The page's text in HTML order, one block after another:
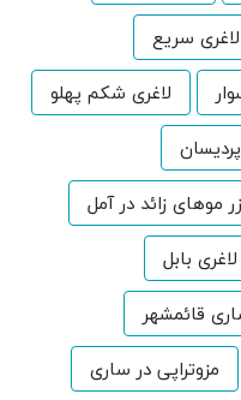
لاغری سریع
لاغری شکم پهلو
موهای زائد در آمل
بابل
قائمشهر
مزوتراپی در ساری